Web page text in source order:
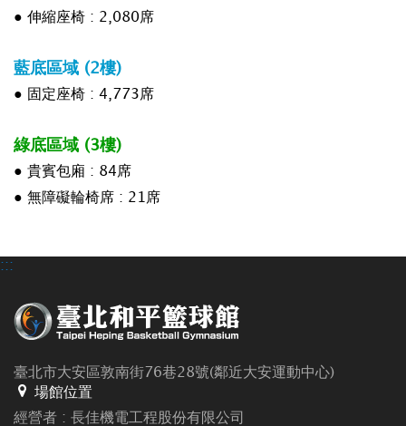
● 伸縮座椅 : 2,080席
藍底區域 (2樓)
● 固定座椅 : 4,773席
綠底區域 (3樓)
● 貴賓包廂 : 84席
● 無障礙輪椅席 : 21席
:::
臺北市大安區敦南街76巷28號(鄰近大安運動中心)
場館位置
經營者 : 長佳機電工程股份有限公司